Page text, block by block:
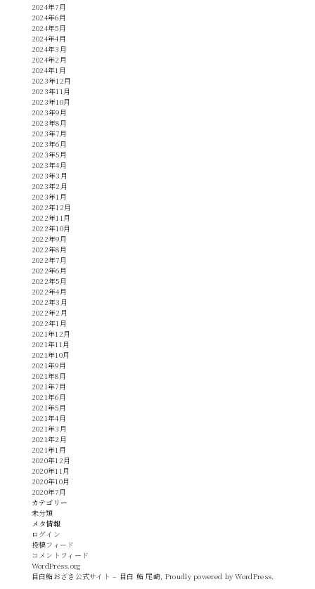
2024年7月
2024年6月
2024年5月
2024年4月
2024年3月
2024年2月
2024年1月
2023年12月
2023年11月
2023年10月
2023年9月
2023年8月
2023年7月
2023年6月
2023年5月
2023年4月
2023年3月
2023年2月
2023年1月
2022年12月
2022年11月
2022年10月
2022年9月
2022年8月
2022年7月
2022年6月
2022年5月
2022年4月
2022年3月
2022年2月
2022年1月
2021年12月
2021年11月
2021年10月
2021年9月
2021年8月
2021年7月
2021年6月
2021年5月
2021年4月
2021年3月
2021年2月
2021年1月
2020年12月
2020年11月
2020年10月
2020年7月
カテゴリー
未分類
メタ情報
ログイン
投稿フィード
コメントフィード
WordPress.org
目白鮨おざき公式サイト – 目白 鮨 尾崎, Proudly powered by WordPress.